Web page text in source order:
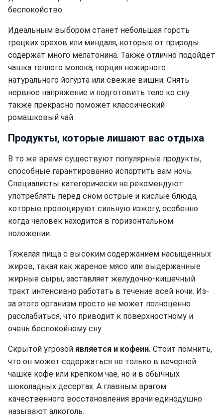
беспокойство.
Идеальным выбором станет небольшая горсть
грецких орехов или миндаля, которые от природы
содержат много мелатонина. Также отлично подойдет
чашка теплого молока, порция нежирного
натурального йогурта или свежие вишни. Снять
нервное напряжение и подготовить тело ко сну
также прекрасно поможет классический
ромашковый чай.
Продукты, которые лишают вас отдыха
В то же время существуют популярные продукты,
способные гарантированно испортить вам ночь.
Специалисты категорически не рекомендуют
употреблять перед сном острые и кислые блюда,
которые провоцируют сильную изжогу, особенно
когда человек находится в горизонтальном
положении.
Тяжелая пища с высоким содержанием насыщенных
жиров, такая как жареное мясо или выдержанные
жирные сыры, заставляет желудочно-кишечный
тракт интенсивно работать в течение всей ночи. Из-
за этого организм просто не может полноценно
расслабиться, что приводит к поверхностному и
очень беспокойному сну.
Скрытой угрозой является и кофеин. Стоит помнить,
что он может содержаться не только в вечерней
чашке кофе или крепком чае, но и в обычных
шоколадных десертах. А главным врагом
качественного восстановления врачи единодушно
называют алкоголь.